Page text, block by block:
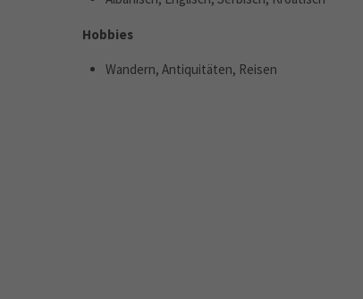
Hobbies
Wandern, Antiquitäten, Reisen